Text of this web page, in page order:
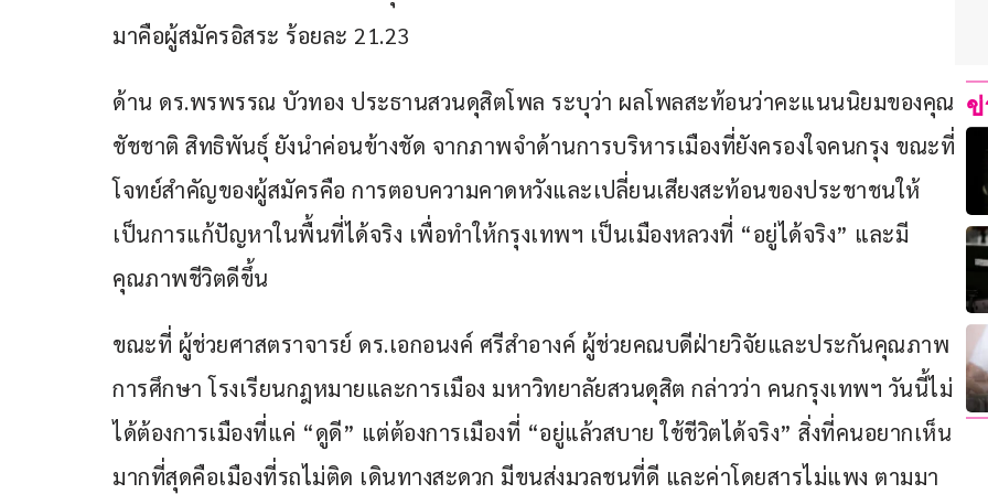
มาคือผู้สมัครอิสระ ร้อยละ 21.23
ด้าน ดร.พรพรรณ บัวทอง ประธานสวนดุสิตโพล ระบุว่า ผลโพลสะท้อนว่าคะแนนนิยมของคุณ
ชัชชาติ สิทธิพันธุ์ ยังนำค่อนข้างชัด จากภาพจำด้านการบริหารเมืองที่ยังครองใจคนกรุง ขณะที่
โจทย์สำคัญของผู้สมัครคือ การตอบความคาดหวังและเปลี่ยนเสียงสะท้อนของประชาชนให้
เป็นการแก้ปัญหาในพื้นที่ได้จริง เพื่อทำให้กรุงเทพฯ เป็นเมืองหลวงที่ “อยู่ได้จริง” และมี
คุณภาพชีวิตดีขึ้น
ขณะที่ ผู้ช่วยศาสตราจารย์ ดร.เอกอนงค์ ศรีสำอางค์ ผู้ช่วยคณบดีฝ่ายวิจัยและประกันคุณภาพ
การศึกษา โรงเรียนกฎหมายและการเมือง มหาวิทยาลัยสวนดุสิต กล่าวว่า คนกรุงเทพฯ วันนี้ไม่
ได้ต้องการเมืองที่แค่ “ดูดี” แต่ต้องการเมืองที่ “อยู่แล้วสบาย ใช้ชีวิตได้จริง” สิ่งที่คนอยากเห็น
มากที่สุดคือเมืองที่รถไม่ติด เดินทางสะดวก มีขนส่งมวลชนที่ดี และค่าโดยสารไม่แพง ตามมา
ข่